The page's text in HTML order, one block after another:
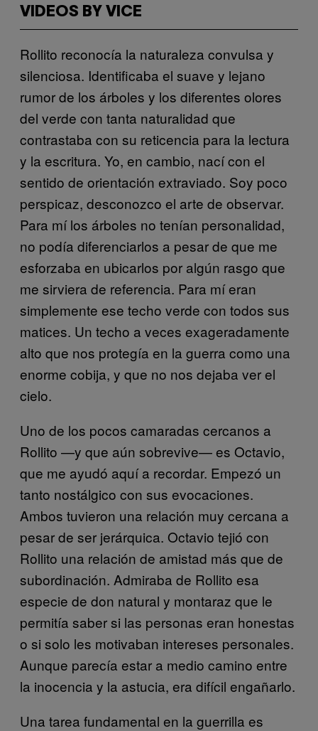
VIDEOS BY VICE
Rollito reconocía la naturaleza convulsa y
silenciosa. Identificaba el suave y lejano
rumor de los árboles y los diferentes olores
del verde con tanta naturalidad que
contrastaba con su reticencia para la lectura
y la escritura. Yo, en cambio, nací con el
sentido de orientación extraviado. Soy poco
perspicaz, desconozco el arte de observar.
Para mí los árboles no tenían personalidad,
no podía diferenciarlos a pesar de que me
esforzaba en ubicarlos por algún rasgo que
me sirviera de referencia. Para mí eran
simplemente ese techo verde con todos sus
matices. Un techo a veces exageradamente
alto que nos protegía en la guerra como una
enorme cobija, y que no nos dejaba ver el
cielo.
Uno de los pocos camaradas cercanos a
Rollito —y que aún sobrevive— es Octavio,
que me ayudó aquí a recordar. Empezó un
tanto nostálgico con sus evocaciones.
Ambos tuvieron una relación muy cercana a
pesar de ser jerárquica. Octavio tejió con
Rollito una relación de amistad más que de
subordinación. Admiraba de Rollito esa
especie de don natural y montaraz que le
permitía saber si las personas eran honestas
o si solo les motivaban intereses personales.
Aunque parecía estar a medio camino entre
la inocencia y la astucia, era difícil engañarlo.
Una tarea fundamental en la guerrilla es